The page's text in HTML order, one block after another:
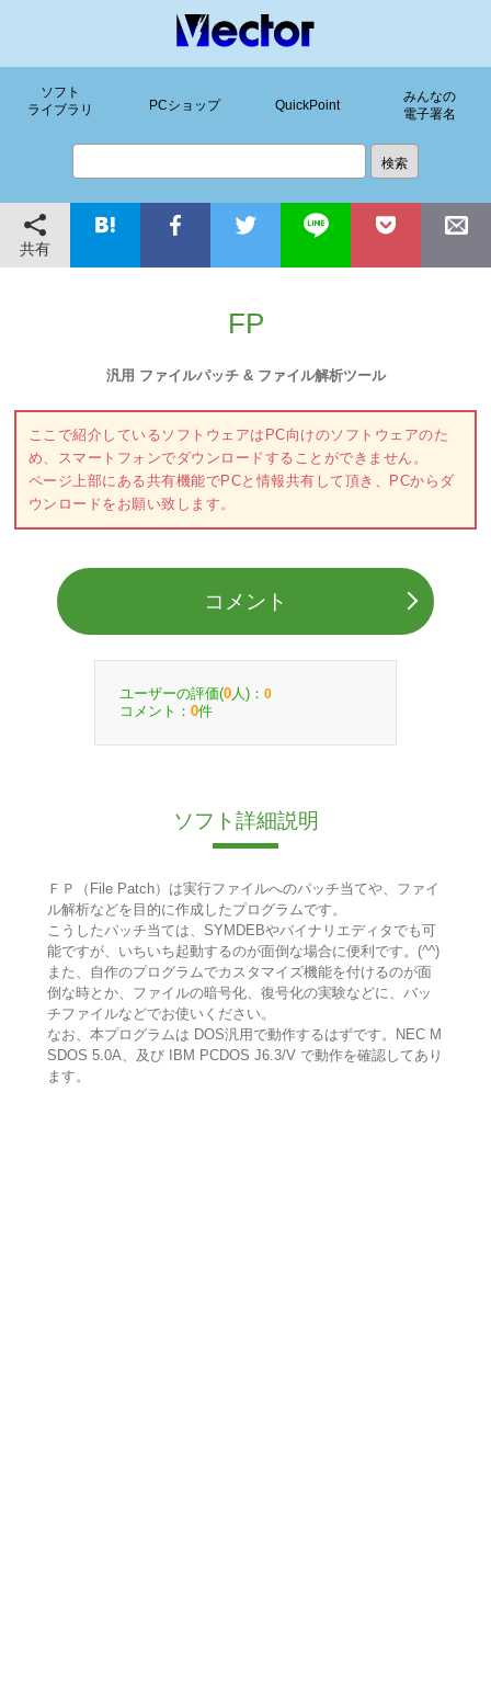
ソフト
ライブラリ
PCショップ QuickPoint
みんなの
電子署名
共有
FP
汎用 ファイルパッチ & ファイル解析ツール
ここで紹介しているソフトウェアはPC向けのソフトウェアのた
め、スマートフォンでダウンロードすることができません。
ページ上部にある共有機能でPCと情報共有して頂き、PCからダ
ウンロードをお願い致します。
コメント
ユーザーの評価(0 人)： 0
コメント： 0件
ソフト詳細説明
ＦＰ（File Patch）は実行ファイルへのパッチ当てや、ファイ
ル解析などを目的に作成したプログラムです。
こうしたパッチ当ては、SYMDEBやバイナリエディタでも可
能ですが、いちいち起動するのが面倒な場合に便利です。(^^)
また、自作のプログラムでカスタマイズ機能を付けるのが面
倒な時とか、ファイルの暗号化、復号化の実験などに、バッ
チファイルなどでお使いください。
なお、本プログラムは DOS汎用で動作するはずです。NEC M
SDOS 5.0A、及び IBM PCDOS J6.3/V で動作を確認してあり
ます。